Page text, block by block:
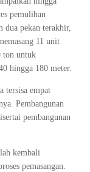
pemulihan
dua pekan terakhir,
11 unit
ton untuk
hingga 180 meter.
tersisa empat
Pembangunan
pembangunan
kembali
pemasangan.